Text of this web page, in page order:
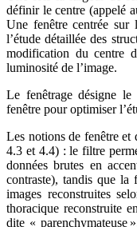
définir le centre (appelé
Une fenêtre centrée sur
l’étude détaillée des
modification du centre
luminosité de l’image.
Le fenêtrage désigne
fenêtre pour optimiser
Les notions de fenêtre
4.3 et 4.4) : le filtre
données brutes en
contraste), tandis que la
images reconstruites
thoracique reconstruite
dite « parenchymateuse